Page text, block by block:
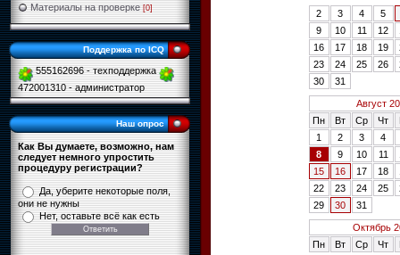
Материалы на проверке [0]
Поддержка по ICQ
555162696 - техподдержка
472001310 - администратор
Наш опрос
Как Вы думаете, возможно, нам
следует немного упростить
процедуру регистрации?
Да, уберите некоторые поля,
они не нужны
Нет, оставьте всё как есть
2 3 4
5
9
10 11 12
16
17 18 19
23
24 25 26
30
31
Август
Пн
Вт Ср Чт
1
2 3
4
8
9 10 11
15
16 17 18
22
23 24 25
29
30 31
Октябрь
Пн
Вт Ср Чт